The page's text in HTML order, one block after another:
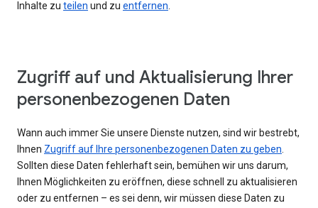
Inhalte zu teilen und zu entfernen.
Zugriff auf und Aktualisierung Ihrer
personenbezogenen Daten
Wann auch immer Sie unsere Dienste nutzen, sind wir bestrebt,
Ihnen Zugriff auf Ihre personenbezogenen Daten zu geben.
Sollten diese Daten fehlerhaft sein, bemühen wir uns darum,
Ihnen Möglichkeiten zu eröffnen, diese schnell zu aktualisieren
oder zu entfernen – es sei denn, wir müssen diese Daten zu